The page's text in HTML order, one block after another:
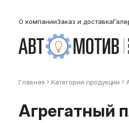
О компанииЗаказ и доставка
Главная Категории продукции
Агрегатный